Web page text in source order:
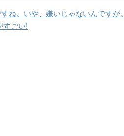
ね。いや、嫌いじゃないんですが。
すごい!